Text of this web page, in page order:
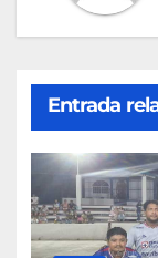
Entrada